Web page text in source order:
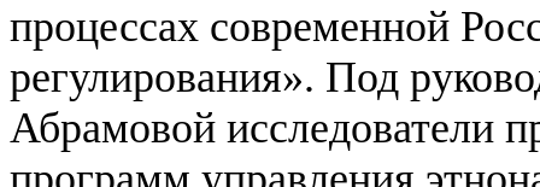
процессах современной
регулирования». Под
Абрамовой исследователи